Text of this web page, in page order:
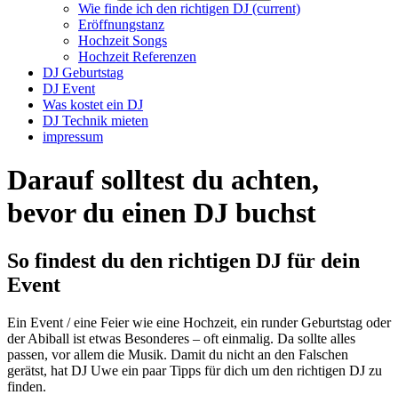
Wie finde ich den richtigen DJ (current)
Eröffnungstanz
Hochzeit Songs
Hochzeit Referenzen
DJ Geburtstag
DJ Event
Was kostet ein DJ
DJ Technik mieten
impressum
Darauf solltest du achten,
bevor du einen DJ buchst
So findest du den richtigen DJ für dein
Event
Ein Event / eine Feier wie eine Hochzeit, ein runder Geburtstag oder
der Abiball ist etwas Besonderes – oft einmalig. Da sollte alles
passen, vor allem die Musik. Damit du nicht an den Falschen
gerätst, hat DJ Uwe ein paar Tipps für dich um den richtigen DJ zu
finden.